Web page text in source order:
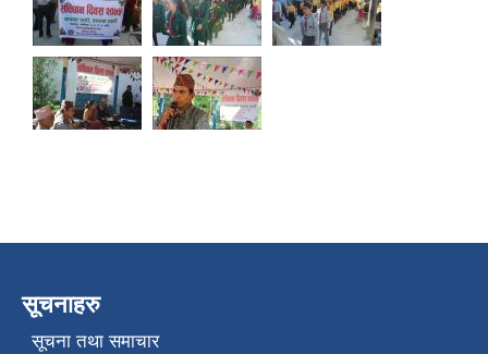
सूचनाहरु
सूचना तथा समाचार